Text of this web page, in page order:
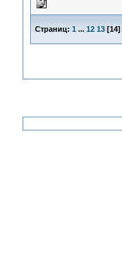
Страниц: 1 ... 12 13[14]